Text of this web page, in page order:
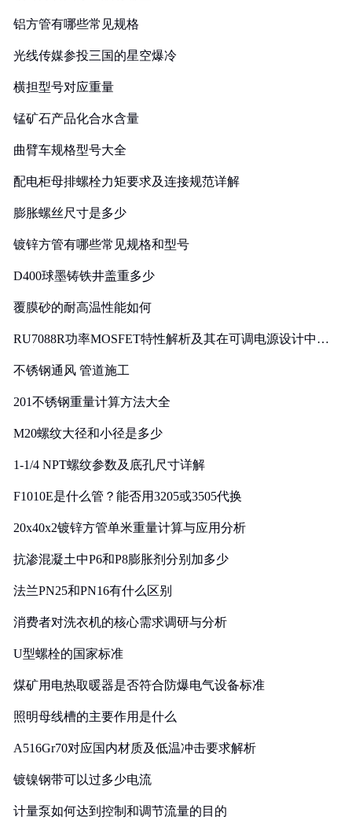
铝方管有哪些常见规格
光线传媒参投三国的星空爆冷
横担型号对应重量
锰矿石产品化合水含量
曲臂车规格型号大全
配电柜母排螺栓力矩要求及连接规范详解
膨胀螺丝尺寸是多少
镀锌方管有哪些常见规格和型号
D400球墨铸铁井盖重多少
覆膜砂的耐高温性能如何
RU7088R功率MOSFET特性解析及其在可调电源设计中的
不锈钢通风 管道施工
201不锈钢重量计算方法大全
M20螺纹大径和小径是多少
1-1/4 NPT螺纹参数及底孔尺寸详解
F1010E是什么管？能否用3205或3505代换
20x40x2镀锌方管单米重量计算与应用分析
抗渗混凝土中P6和P8膨胀剂分别加多少
法兰PN25和PN16有什么区别
消费者对洗衣机的核心需求调研与分析
U型螺栓的国家标准
煤矿用电热取暖器是否符合防爆电气设备标准
照明母线槽的主要作用是什么
A516Gr70对应国内材质及低温冲击要求解析
镀镍钢带可以过多少电流
计量泵如何达到控制和调节流量的目的